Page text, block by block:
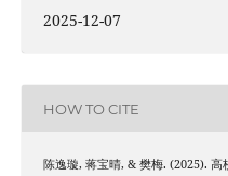
2025-12-07
HOW TO CITE
陈逸璇, 蒋宝晴, & 樊梅. (2025).